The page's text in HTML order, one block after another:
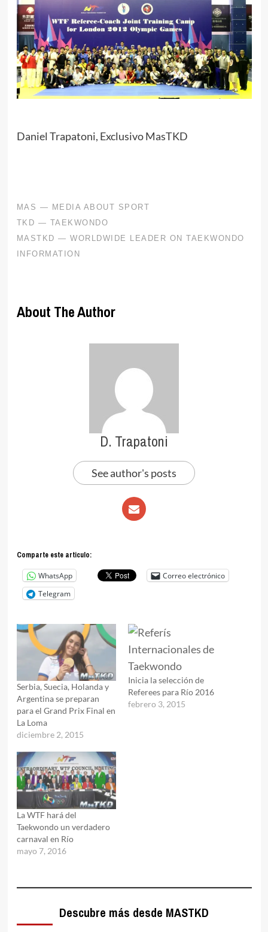
Daniel Trapatoni, Exclusivo MasTKD
About The Author
D. Trapatoni
See author's posts
Comparte este articulo:
WhatsApp
Correo electrónico
Telegram
Serbia, Suecia, Holanda y
Argentina se preparan
para el Grand Prix Final en
La Loma
diciembre 2, 2015
Inicia la selección de
Referees para Río 2016
febrero 3, 2015
La WTF hará del
Taekwondo un verdadero
carnaval en Río
mayo 7, 2016
Descubre más desde MASTKD